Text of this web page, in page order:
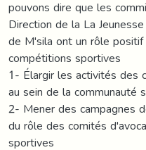
pouvons dire que les
Direction de la La
de M'sila ont un rôle
compétitions sportives
1- Élargir les activités des
au sein de la communauté
2- Mener des campagnes
du rôle des comités
sportives